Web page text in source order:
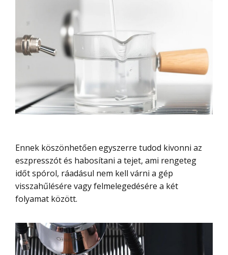
Ennek köszönhetően egyszerre tudod kivonni az
eszpresszót és habosítani a tejet, ami rengeteg
időt spórol, ráadásul nem kell várni a gép
visszahűlésére vagy felmelegedésére a két
folyamat között.